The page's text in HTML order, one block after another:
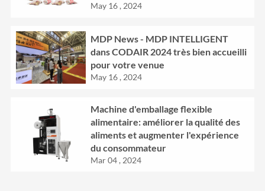
May 16 , 2024
MDP News - MDP INTELLIGENT
dans CODAIR 2024 très bien accueilli
pour votre venue
May 16 , 2024
Machine d'emballage flexible
alimentaire: améliorer la qualité des
aliments et augmenter l'expérience
du consommateur
Mar 04 , 2024